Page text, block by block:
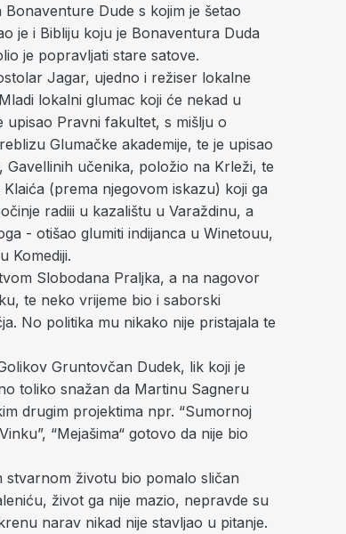
Dude s kojim je šetao
je i Bibliju koju je Bonaventura Duda
je popravljati stare satove.
Jagar, ujedno i režiser lokalne
lokalni glumac koji će nekad u
Pravni fakultet, s mišlju o
Glumačke akademije, te je upisao
učenika, položio na Krleži, te
(prema njegovom iskazu) koji ga
radiii u kazalištu u Varaždinu, a
- otišao glumiti indijanca u Winetouu,
Komediji.
Slobodana Praljka, a na nagovor
te neko vrijeme bio i saborski
No politika mu nikako nije pristajala te
Gruntovčan Dudek, lik koji je
toliko snažan da Martinu Sagneru
drugim projektima npr. “Sumornoj
“Mejašima“ gotovo da nije bio
stvarnom životu bio pomalo sličan
život ga nije mazio, nepravde su
narav nikad nije stavljao u pitanje.